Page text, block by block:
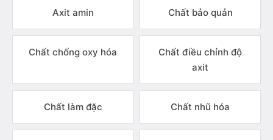
Axit amin Chất bảo quản
Chất chống oxy hóa
Chất điều chỉnh độ
axit
Chất làm đặc Chất nhũ hóa